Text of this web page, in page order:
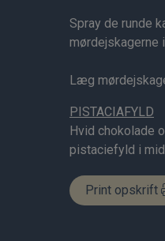
Spray de runde
mørdejskagerne
Læg
PISTACIAFYLD
Hvid chokolade
pistaciefyld i
Print opskrift